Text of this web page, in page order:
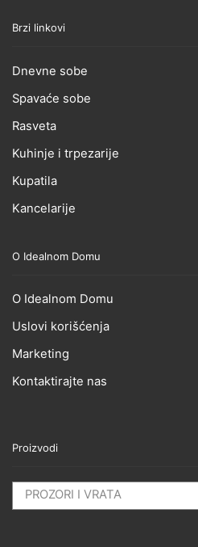
Brzi linkovi
Dnevne sobe
Spavaće sobe
Rasveta
Kuhinje i trpezarije
Kupatila
Kancelarije
O Idealnom Domu
O Idealnom Domu
Uslovi korišćenja
Marketing
Kontaktirajte nas
Proizvodi
PROZORI I VRATA